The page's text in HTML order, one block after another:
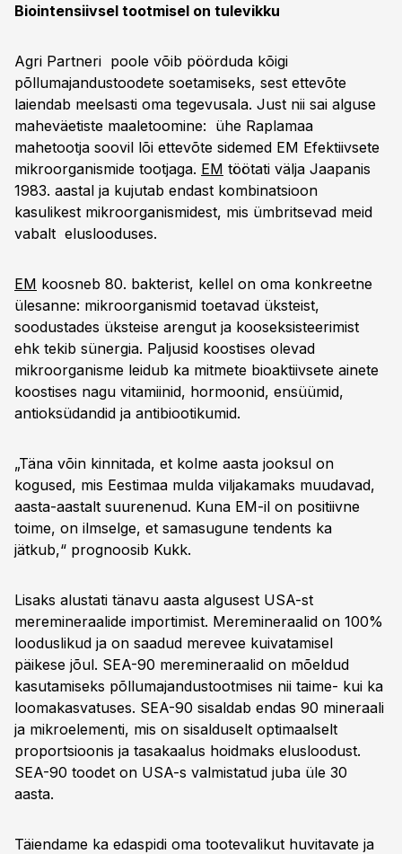
Biointensiivsel tootmisel on tulevikku
Agri Partneri poole võib pöörduda kõigi
põllumajandustoodete soetamiseks, sest ettevõte
laiendab meelsasti oma tegevusala. Just nii sai alguse
maheväetiste maaletoomine: ühe Raplamaa
mahetootja soovil lõi ettevõte sidemed EM Efektiivsete
mikroorganismide tootjaga. EM töötati välja Jaapanis
1983. aastal ja kujutab endast kombinatsioon
kasulikest mikroorganismidest, mis ümbritsevad meid
vabalt eluslooduses.
EM koosneb 80. bakterist, kellel on oma konkreetne
ülesanne: mikroorganismid toetavad üksteist,
soodustades üksteise arengut ja kooseksisteerimist
ehk tekib sünergia. Paljusid koostises olevad
mikroorganisme leidub ka mitmete bioaktiivsete ainete
koostises nagu vitamiinid, hormoonid, ensüümid,
antioksüdandid ja antibiootikumid.
„Täna võin kinnitada, et kolme aasta jooksul on
kogused, mis Eestimaa mulda viljakamaks muudavad,
aasta-aastalt suurenenud. Kuna EM-il on positiivne
toime, on ilmselge, et samasugune tendents ka
jätkub,“ prognoosib Kukk.
Lisaks alustati tänavu aasta algusest USA-st
meremineraalide importimist. Meremineraalid on 100%
looduslikud ja on saadud merevee kuivatamisel
päikese jõul. SEA-90 meremineraalid on mõeldud
kasutamiseks põllumajandustootmises nii taime- kui ka
loomakasvatuses. SEA-90 sisaldab endas 90 mineraali
ja mikroelementi, mis on sisalduselt optimaalselt
proportsioonis ja tasakaalus hoidmaks elusloodust.
SEA-90 toodet on USA-s valmistatud juba üle 30
aasta.
Täiendame ka edaspidi oma tootevalikut huvitavate ja